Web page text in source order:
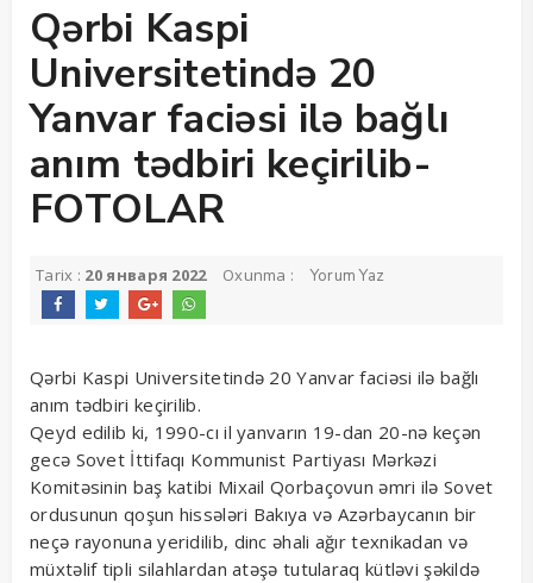
Qərbi Kaspi
Universitetində 20
Yanvar faciəsi ilə bağlı
anım tədbiri keçirilib-
FOTOLAR
Tarix : 20 января 2022 Oxunma : Yorum Yaz
Qərbi Kaspi Universitetində 20 Yanvar faciəsi ilə bağlı
anım tədbiri keçirilib.
Qeyd edilib ki, 1990-cı il yanvarın 19-dan 20-nə keçən
gecə Sovet İttifaqı Kommunist Partiyası Mərkəzi
Komitəsinin baş katibi Mixail Qorbaçovun əmri ilə Sovet
ordusunun qoşun hissələri Bakıya və Azərbaycanın bir
neçə rayonuna yeridilib, dinc əhali ağır texnikadan və
müxtəlif tipli silahlardan atəşə tutularaq kütləvi şəkildə